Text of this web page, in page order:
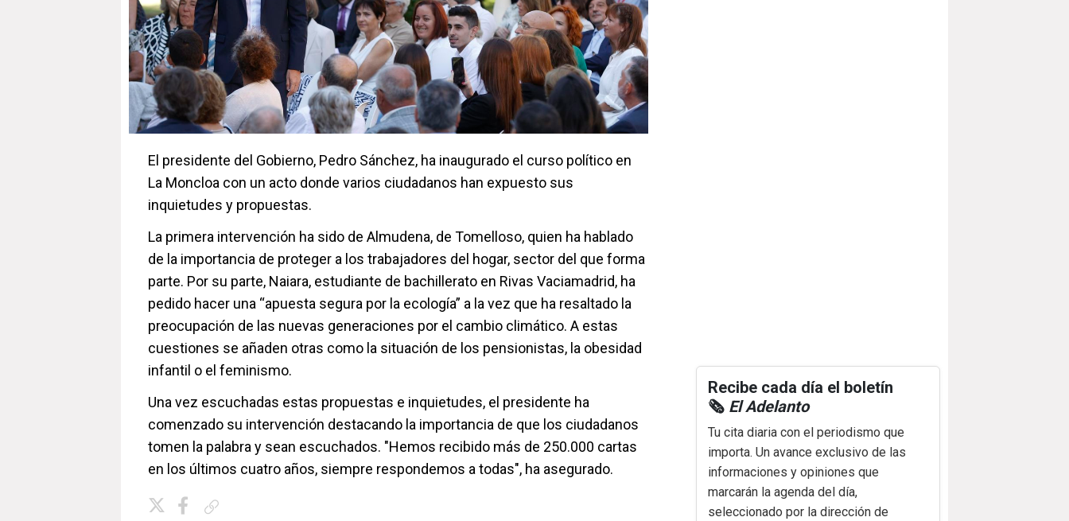
El presidente del Gobierno, Pedro Sánchez, ha inaugurado el curso político en
La Moncloa con un acto donde varios ciudadanos han expuesto sus
inquietudes y propuestas.
La primera intervención ha sido de Almudena, de Tomelloso, quien ha hablado
de la importancia de proteger a los trabajadores del hogar, sector del que forma
parte. Por su parte, Naiara, estudiante de bachillerato en Rivas Vaciamadrid, ha
pedido hacer una “apuesta segura por la ecología” a la vez que ha resaltado la
preocupación de las nuevas generaciones por el cambio climático. A estas
cuestiones se añaden otras como la situación de los pensionistas, la obesidad
infantil o el feminismo.
Una vez escuchadas estas propuestas e inquietudes, el presidente ha
comenzado su intervención destacando la importancia de que los ciudadanos
tomen la palabra y sean escuchados. "Hemos recibido más de 250.000 cartas
en los últimos cuatro años, siempre respondemos a todas", ha asegurado.
Recibe cada día el boletín
🗞️ El Adelanto
Tu cita diaria con el periodismo que
importa. Un avance exclusivo de las
informaciones y opiniones que
marcarán la agenda del día,
seleccionado por la dirección de